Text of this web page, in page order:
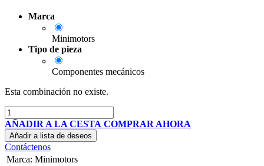
Marca
Minimotors
Tipo de pieza
Componentes mecánicos
Esta combinación no existe.
AÑADIR A LA CESTA COMPRAR AHORA
Añadir a lista de deseos
Contáctenos
Marca: Minimotors